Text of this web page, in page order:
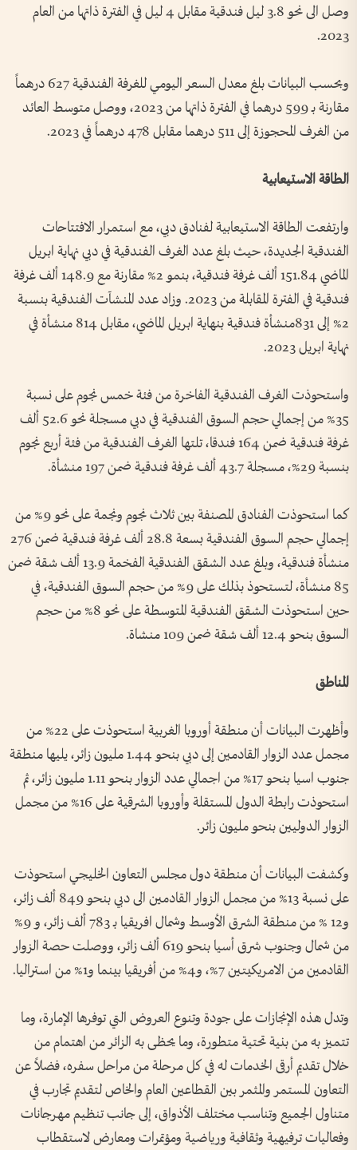
وصل الى نحو 3.8 ليل فندقية مقابل 4 ليل في الفترة ذاتها من العام
2023.
وبحسب البيانات بلغ معدل السعر اليومي للغرفة الفندقية 627 درهماً
مقارنة بـ 599 درهما في الفترة ذاتها من 2023، ووصل متوسط العائد
من الغرف المحجوزة إلى 511 درهما مقابل 478 درهماً في 2023.
الطاقة الاستيعابية
وارتفعت الطاقة الاستيعابية لفنادق دبي، مع استمرار الافتتاحات
الفندقية الجديدة، حيث بلغ عدد الغرف الفندقية في دبي نهاية ابريل
الماضي 151.84 ألف غرفة فندقية، بنمو 2% مقارنة مع 148.9 ألف غرفة
فندقية في الفترة المقابلة من 2023. وزاد عدد المنشآت الفندقية بنسبة
2% إلى 831منشأة فندقية بنهاية ابريل الماضي، مقابل 814 منشأة في
نهاية ابريل 2023.
واستحوذت الغرف الفندقية الفاخرة من فئة خمس نجوم على نسبة
35% من إجمالي حجم السوق الفندقية في دبي مسجلة نحو 52.6 ألف
غرفة فندقية ضمن 164 فندقا، تلتها الغرف الفندقية من فئة أربع نجوم
بنسبة 29%، مسجلة 43.7 ألف غرفة فندقية ضمن 197 منشأة.
كما استحوذت الفنادق المصنفة بين ثلاث نجوم ونجمة على نحو 9% من
إجمالي حجم السوق الفندقية بسعة 28.8 ألف غرفة فندقية ضمن 276
منشأة فندقية، وبلغ عدد الشقق الفندقية الفخمة 13.9 ألف شقة ضمن
85 منشأة، لتستحوذ بذلك على 9% من حجم السوق الفندقية، في
حين استحوذت الشقق الفندقية المتوسطة على نحو 8% من حجم
السوق بنحو 12.4 ألف شقة ضمن 109 منشاة.
المناطق
وأظهرت البيانات أن منطقة أوروبا الغربية استحوذت على 22% من
مجمل عدد الزوار القادمين إلى دبي بنحو 1.44 مليون زائر، يليها منطقة
جنوب اسيا بنحو 17% من اجمالي عدد الزوار بنحو 1.11 مليون زائر، ثم
استحوذت رابطة الدول المستقلة وأوروبا الشرقية على 16% من مجمل
الزوار الدوليين بنحو مليون زائر.
وكشفت البيانات أن منطقة دول مجلس التعاون الخليجي استحوذت
على نسبة 13% من مجمل الزوار القادمين الى دبي بنحو 849 ألف زائر،
و12 % من منطقة الشرق الأوسط وشمال افريقيا بـ 783 ألف زائر، و 9%
من شمال وجنوب شرق أسيا بنحو 619 ألف زائر، ووصلت حصة الزوار
القادمين من الامريكيتين 7%، و4% من أفريقيا بينما و1% من استراليا.
وتدل هذه الإنجازات على جودة وتنوع العروض التي توفرها الإمارة، وما
تتميز به من بنية تحتية متطورة، وما يحظى به الزائر من اهتمام من
خلال تقديم أرقى الخدمات له في كل مرحلة من مراحل سفره، فضلاً عن
التعاون المستمر والمثمر بين القطاعين العام والخاص لتقديم تجارب في
متناول الجميع وتناسب مختلف الأذواق، إلى جانب تنظيم مهرجانات
وفعاليات ترفيهية وثقافية ورياضية ومؤتمرات ومعارض لاستقطاب